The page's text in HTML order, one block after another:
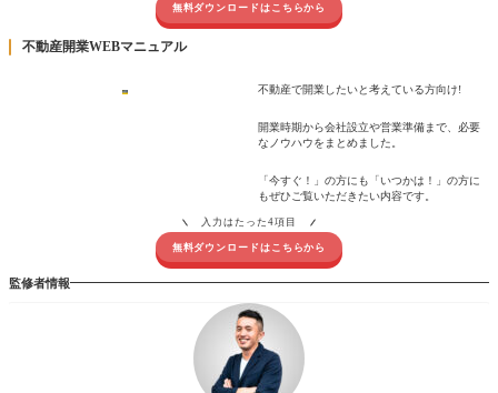
無料ダウンロードはこちらから
不動産開業WEBマニュアル
不動産で開業したいと考えている方向け!
開業時期から会社設立や営業準備まで、必要
なノウハウをまとめました。
「今すぐ！」の方にも「いつかは！」の方に
もぜひご覧いただきたい内容です。
入力はたった4項目
無料ダウンロードはこちらから
監修者情報